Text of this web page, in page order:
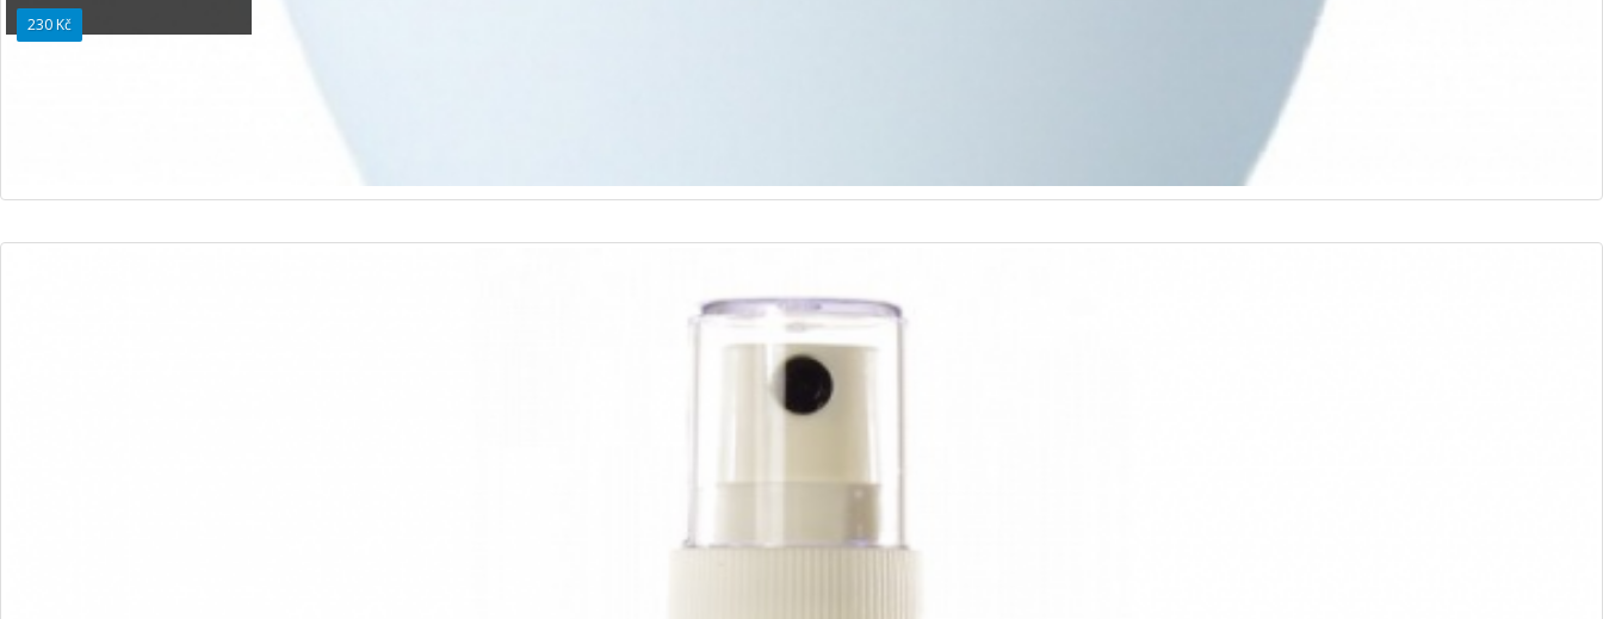
230 Kč